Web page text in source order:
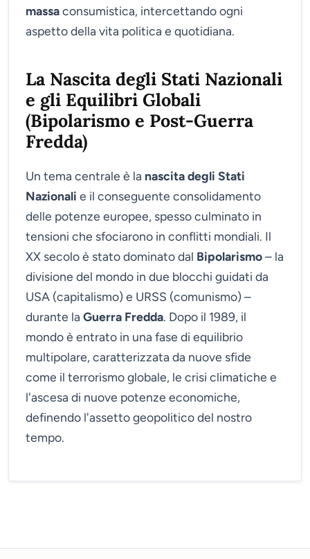
massaconsumistica, intercettando ogni
aspetto della vita politica e quotidiana.
La Nascita degli Stati Nazionali
e gli Equilibri Globali
(Bipolarismo e Post-Guerra
Fredda)
Un tema centrale è la nascita degli Stati
Nazionali e il conseguente consolidamento
delle potenze europee, spesso culminato in
tensioni che sfociarono in conflitti mondiali. Il
XX secolo è stato dominato dal Bipolarismo– la
divisione del mondo in due blocchi guidati da
USA (capitalismo) e URSS (comunismo) –
durante la Guerra Fredda. Dopo il 1989, il
mondo è entrato in una fase di equilibrio
multipolare, caratterizzata da nuove sfide
come il terrorismo globale, le crisi climatiche e
l'ascesa di nuove potenze economiche,
definendo l'assetto geopolitico del nostro
tempo.